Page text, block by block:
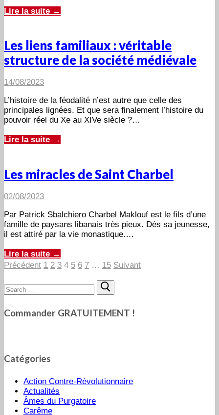
Lire la suite →
Les liens familiaux : véritable
structure de la société médiévale
14/08/2023
L’histoire de la féodalité n’est autre que celle des
principales lignées. Et que sera finalement l’histoire du
pouvoir réel du Xe au XIVe siècle ?…
Lire la suite →
Les miracles de Saint Charbel
02/08/2023
Par Patrick Sbalchiero Charbel Maklouf est le fils d’une
famille de paysans libanais très pieux. Dès sa jeunesse,
il est attiré par la vie monastique.…
Lire la suite →
Pagination
des
publications
Précédent 1 2 3 4 5 6 7 … 15 Suivant
Rechercher
:
Commander GRATUITEMENT !
Catégories
Action Contre-Révolutionnaire
Actualités
Âmes du Purgatoire
Carême